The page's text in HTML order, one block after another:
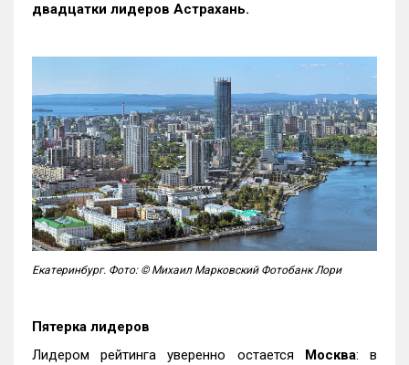
двадцатки лидеров Астрахань.
Екатеринбург. Фото: © Михаил Марковский Фотобанк Лори
Пятерка лидеров
Лидером рейтинга уверенно остается Москва: в